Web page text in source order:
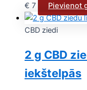
€ 7 Pievienot
CBD ziedi
2 g CBD
iekštelpās